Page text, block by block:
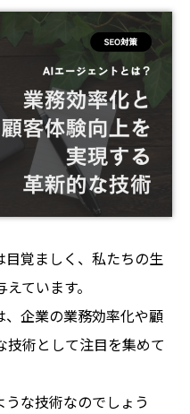
覚ましく、私たちの生
ています。
企業の業務効率化や顧
術として注目を集めて
な技術なのでしょう